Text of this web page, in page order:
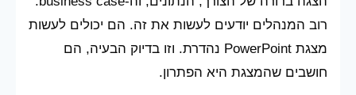
רוב המנהלים יודעים לעשות את זה. הם יכולים לעשות
מצגת PowerPoint נהדרת. וזו בדיוק הבעיה, הם
חושבים שהמצגת היא הפתרון.